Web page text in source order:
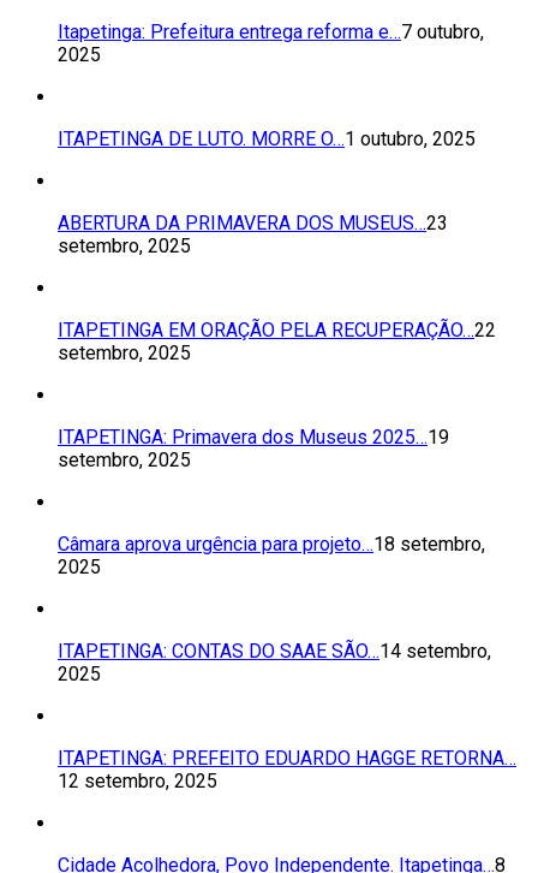
Itapetinga: Prefeitura entrega reforma e…7 outubro,
2025
ITAPETINGA DE LUTO. MORRE O…1 outubro, 2025
ABERTURA DA PRIMAVERA DOS MUSEUS…23
setembro, 2025
ITAPETINGA EM ORAÇÃO PELA RECUPERAÇÃO…22
setembro, 2025
ITAPETINGA: Primavera dos Museus 2025…19
setembro, 2025
Câmara aprova urgência para projeto…18 setembro,
2025
ITAPETINGA: CONTAS DO SAAE SÃO…14 setembro,
2025
ITAPETINGA: PREFEITO EDUARDO HAGGE RETORNA…
12 setembro, 2025
Cidade Acolhedora, Povo Independente. Itapetinga…8